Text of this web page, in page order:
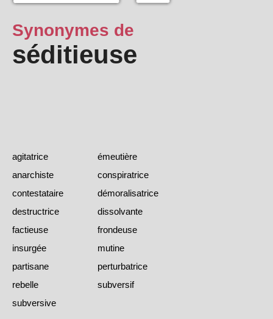
Synonymes de
séditieuse
agitatrice
émeutière
anarchiste
conspiratrice
contestataire
démoralisatrice
destructrice
dissolvante
factieuse
frondeuse
insurgée
mutine
partisane
perturbatrice
rebelle
subversif
subversive